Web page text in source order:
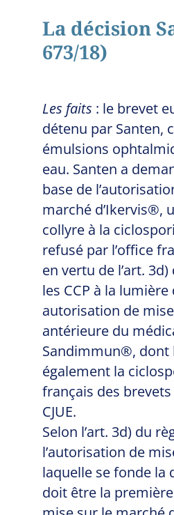
La décision
673/18)
Les faits : le brevet
détenu par Santen,
émulsions
eau. Santen a
base de
marché d’Ikervis®,
collyre à la
refusé par l’office
en vertu de l’art.
les CCP à la lumière
autorisation de
antérieure du
Sandimmun®, dont
également la
français des
CJUE.
Selon l’art. 3d) du
l’autorisation de
laquelle se fonde la
doit être la